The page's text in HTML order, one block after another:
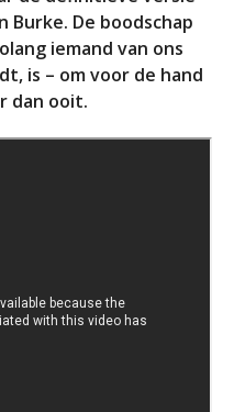
Burke. De boodschap
iemand van ons
is – om voor de hand
dan ooit.